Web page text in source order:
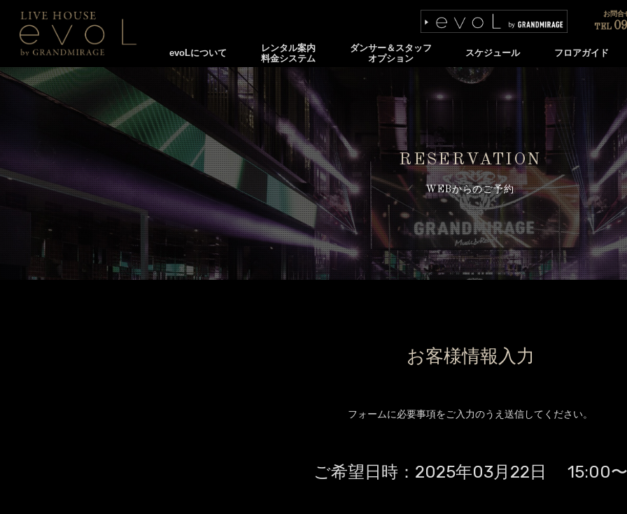
evoLについて
レンタル案内
料金システム
ダンサー＆スタッフ
オプション
スケジュール フロアガイド
お問合
TEL
RESERVATION
WEBからのご予約
お客様情報入力
フォームに必要事項をご入力のうえ送信してください。
ご希望日時： 2025年03月22日 15:00〜